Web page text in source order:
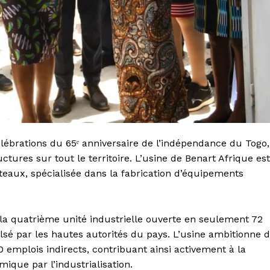
du 65ᵉ anniversaire de l’indépendance du Togo,
sur tout le territoire. L’usine de Benart Afrique est
spécialisée dans la fabrication d’équipements
quatrième unité industrielle ouverte en seulement 72
par les hautes autorités du pays. L’usine ambitionne
indirects, contribuant ainsi activement à la
par l’industrialisation.